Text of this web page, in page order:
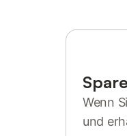
Wenn
und